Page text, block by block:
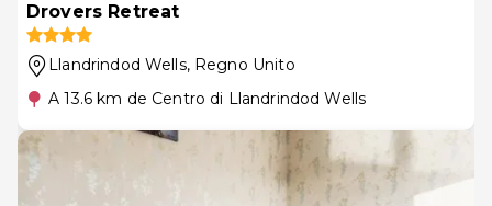
Drovers Retreat
Llandrindod Wells, Regno Unito
A 13.6 km de Centro di Llandrindod Wells